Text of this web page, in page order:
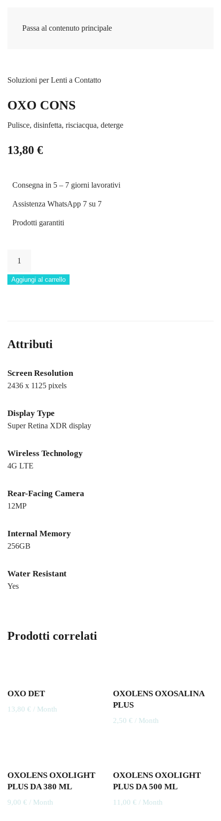
Passa al contenuto principale
Soluzioni per Lenti a Contatto
OXO CONS
Pulisce, disinfetta, risciacqua, deterge
13,80 €
Consegna in 5 – 7 giorni lavorativi
Assistenza WhatsApp 7 su 7
Prodotti garantiti
quantità
Aggiungi al carrello
Attributi
Screen Resolution
2436 x 1125 pixels
Display Type
Super Retina XDR display
Wireless Technology
4G LTE
Rear-Facing Camera
12MP
Internal Memory
256GB
Water Resistant
Yes
Prodotti correlati
OXO DET
13,80 € / Month
OXOLENS OXOSALINA
PLUS
2,50 € / Month
OXOLENS OXOLIGHT
PLUS DA 380 ML
9,00 € / Month
OXOLENS OXOLIGHT
PLUS DA 500 ML
11,00 € / Month